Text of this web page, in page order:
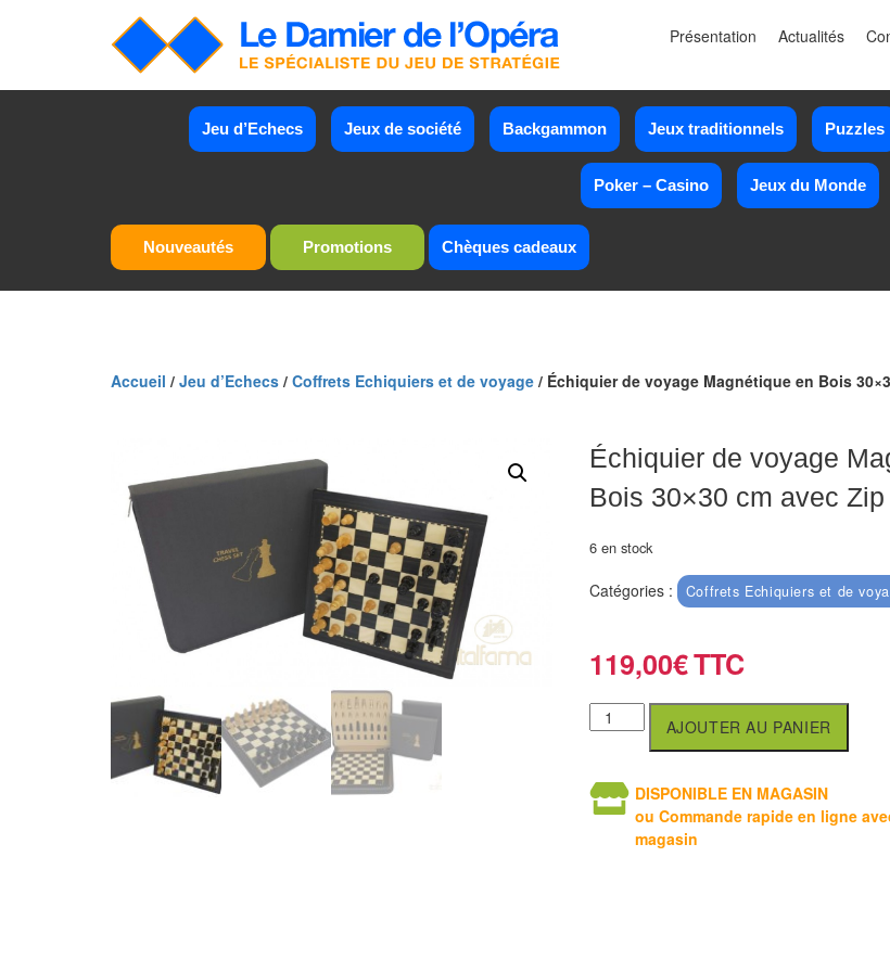
Présentation Actualités
Jeu d’Echecs Jeux de société Backgammon Jeux traditionnels Puzzles
Poker – Casino Jeux du Monde
Nouveautés Promotions Chèques cadeaux
Accueil / Jeu d’Echecs / Coffrets Echiquiers et de voyage / Échiquier de voyage Magnétique en Bois
Échiquier de voyage
Bois 30×30 cm avec Zip
6 en stock
Catégories : Coffrets Echiquiers et de
119,00€
AJOUTER AU PANIER
DISPONIBLE EN MAGASIN
ou Commande rapide en ligne
magasin